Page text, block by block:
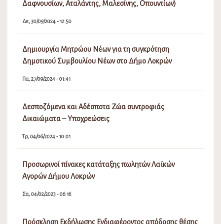
Δαφνουσίων, Αταλάντης, Μαλεσίνης, Οπουντίων)
Δε, 30/09/2024 - 12:50
Δημιουργία Μητρώου Νέων για τη συγκρότηση
Δημοτικού Συμβουλίου Νέων στο Δήμο Λοκρών
Πα, 27/09/2024 - 01:41
Δεσποζόμενα και Αδέσποτα Ζώα συντροφιάς
Δικαιώματα – Υποχρεώσεις
Τρ, 04/06/2024 - 10:01
Προσωρινοί πίνακες κατάταξης πωλητών Λαϊκών
Αγορών Δήμου Λοκρών
Σα, 04/02/2023 - 06:16
Πρόσκληση Εκδήλωσης Ενδιαφέροντος απόδοσης θέσης